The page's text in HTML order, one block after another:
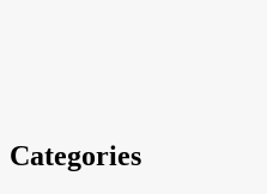
Categories